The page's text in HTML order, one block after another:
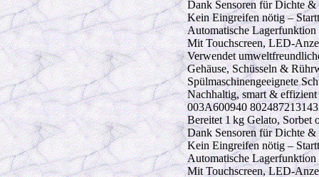
Dank Sensoren für Dichte &
Kein Eingreifen nötig –
Automatische Lagerfunktion
Mit Touchscreen, LED-
Verwendet
Gehäuse, Schüsseln &
Spülmaschinengeeignete
Nachhaltig, smart &
003A600940
Bereitet 1 kg Gelato, Sorbet
Dank Sensoren für Dichte &
Kein Eingreifen nötig –
Automatische Lagerfunktion
Mit Touchscreen, LED-